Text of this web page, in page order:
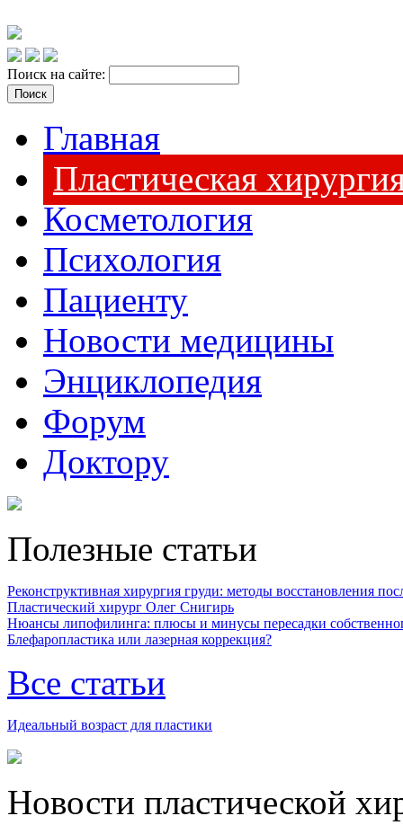
Поиск на сайте:
Главная
Пластическая
Косметология
Психология
Пациенту
Новости медицины
Энциклопедия
Форум
Доктору
Полезные статьи
Реконструктивная хирургия груди: методы восстановления
Пластический хирург Олег Снигирь
Нюансы липофилинга: плюсы и минусы пересадки
Блефаропластика или лазерная коррекция?
Все статьи
Идеальный возраст для пластики
Новости пластической